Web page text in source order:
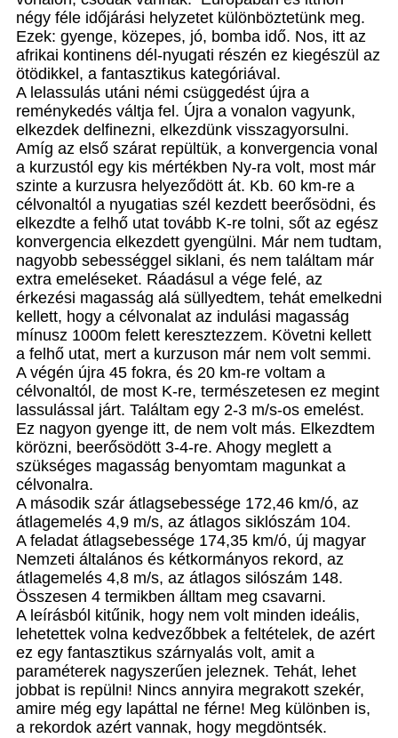
négy féle időjárási helyzetet különböztetünk meg.
Ezek: gyenge, közepes, jó, bomba idő. Nos, itt az
afrikai kontinens dél-nyugati részén ez kiegészül az
ötödikkel, a fantasztikus kategóriával.
A lelassulás utáni némi csüggedést újra a
reménykedés váltja fel. Újra a vonalon vagyunk,
elkezdek delfinezni, elkezdünk visszagyorsulni.
Amíg az első szárat repültük, a konvergencia vonal
a kurzustól egy kis mértékben Ny-ra volt, most már
szinte a kurzusra helyeződött át. Kb. 60 km-re a
célvonaltól a nyugatias szél kezdett beerősödni, és
elkezdte a felhő utat tovább K-re tolni, sőt az egész
konvergencia elkezdett gyengülni. Már nem tudtam,
nagyobb sebességgel siklani, és nem találtam már
extra emeléseket. Ráadásul a vége felé, az
érkezési magasság alá süllyedtem, tehát emelkedni
kellett, hogy a célvonalat az indulási magasság
mínusz 1000m felett keresztezzem. Követni kellett
a felhő utat, mert a kurzuson már nem volt semmi.
A végén újra 45 fokra, és 20 km-re voltam a
célvonaltól, de most K-re, természetesen ez megint
lassulással járt. Találtam egy 2-3 m/s-os emelést.
Ez nagyon gyenge itt, de nem volt más. Elkezdtem
körözni, beerősödött 3-4-re. Ahogy meglett a
szükséges magasság benyomtam magunkat a
célvonalra.
A második szár átlagsebessége 172,46 km/ó, az
átlagemelés 4,9 m/s, az átlagos siklószám 104.
A feladat átlagsebessége 174,35 km/ó, új magyar
Nemzeti általános és kétkormányos rekord, az
átlagemelés 4,8 m/s, az átlagos silószám 148.
Összesen 4 termikben álltam meg csavarni.
A leírásból kitűnik, hogy nem volt minden ideális,
lehetettek volna kedvezőbbek a feltételek, de azért
ez egy fantasztikus szárnyalás volt, amit a
paraméterek nagyszerűen jeleznek. Tehát, lehet
jobbat is repülni! Nincs annyira megrakott szekér,
amire még egy lapáttal ne férne! Meg különben is,
a rekordok azért vannak, hogy megdöntsék.